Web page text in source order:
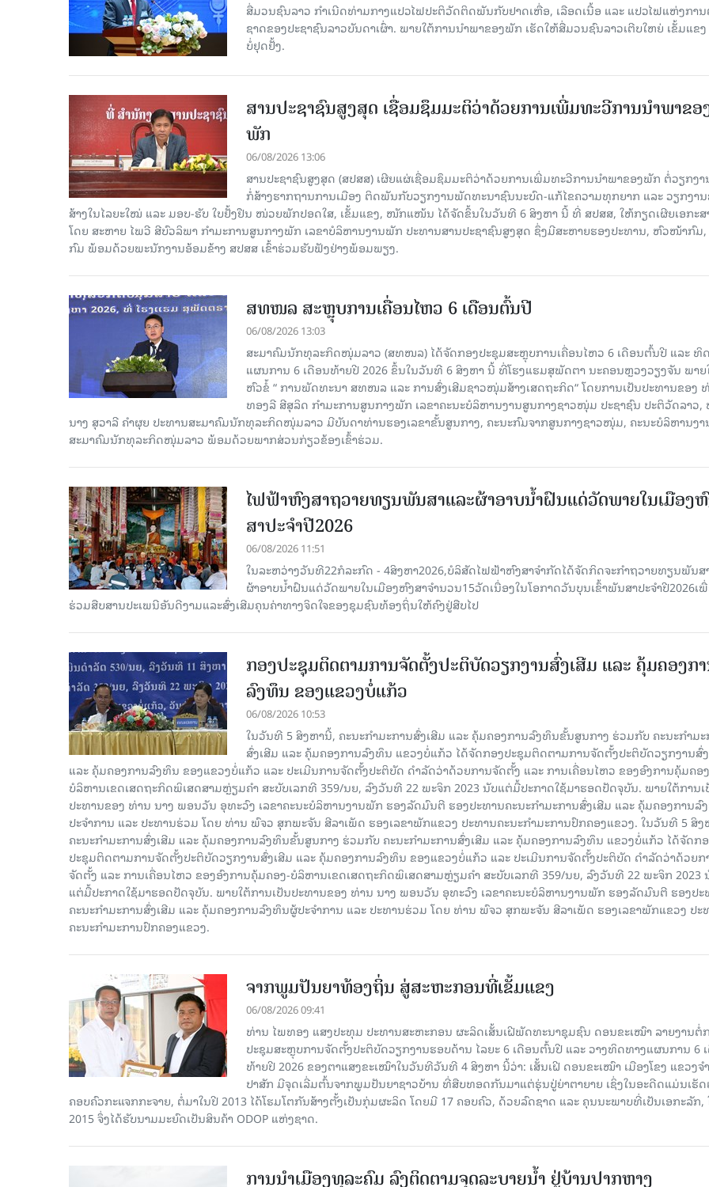
ສື່ມວນຊົນລາວ ກຳເນີດທ່າມກາງແປວໄຟປະຕິວັດຕິດພັນກັບຢາດເຫື່ອ, ເລືອດເນື້ອ ແລະ ແປວໄຟແຫ່ງກາ
ຊາດຂອງປະຊາຊົນລາວບັນດາເຜົ່າ. ພາຍໃຕ້ການນໍາພາຂອງພັກ ເຮັດໃຫ້ສື່ມວນຊົນລາວເຕີບໃຫຍ່ ເຂັ້ມແຂງ
ບໍ່ຢຸດຢັ້ງ.
ສານປະຊາຊົນສູງສຸດ ເຊື່ອມຊຶມມະຕິວ່າດ້ວຍການເພີ່ມທະວີການນຳພາຂອ
ພັກ
06/08/2026 13:06
ສານປະຊາຊົນສູງສຸດ (ສປສສ) ເຜີຍແຜ່ເຊື່ອມຊຶມມະຕິວ່າດ້ວຍການເພີ່ມທະວີການນຳພາຂອງພັກ ຕໍ່ວຽກງາ
ກໍ່ສ້າງຮາກຖານການເມືອງ ຕິດພັນກັບວຽກງານພັດທະນາຊົນນະບົດ-ແກ້ໄຂຄວາມທຸກຍາກ ແລະ ວຽກງາ
ສ້າງໃນໄລຍະໃໝ່ ແລະ ມອບ-ຮັບ ໃບຢັ້ງຢືນ ໜ່ວຍພັກປອດໃສ, ເຂັ້ມແຂງ, ໜັກແໜ້ນ ໄດ້ຈັດຂຶ້ນໃນວັນທີ 6 ສິງຫາ ນີ້ ທີ່ ສປສສ, ໃຫ້ກຽດເຜີຍເອກະສ
ໂດຍ ສະຫາຍ ໄພວີ ສີບົວລິພາ ກຳມະການສູນກາງພັກ ເລຂາບໍລິຫານງານພັກ ປະທານສານປະຊາຊົນສູງສຸດ ຊຶ່ງມີສະຫາຍຮອງປະທານ, ຫົວໜ້າກົມ,
ກົມ ພ້ອມດ້ວຍພະນັກງານອ້ອມຂ້າງ ສປສສ ເຂົ້າຮ່ວມຮັບຟັງຢ່າງພ້ອມພຽງ.
ສທໜລ ສະຫຼຸບການເຄື່ອນໄຫວ 6 ເດືອນຕົ້ນປີ
06/08/2026 13:03
ສະມາຄົມນັກທຸລະກິດໜຸ່ມລາວ (ສທໜລ) ໄດ້ຈັດກອງປະຊຸມສະຫຼຸບການເຄື່ອນໄຫວ 6 ເດືອນຕົ້ນປີ ແລະ ທິ
ແຜນການ 6 ເດືອນທ້າຍປີ 2026 ຂຶ້ນໃນວັນທີ 6 ສິງຫາ ນີ້ ທີ່ໂຮງແຮມສຸພັດຕາ ນະຄອນຫຼວງວຽງຈັນ ພາຍ
ຫົວຂໍ້ “ ການພັດທະນາ ສທໜລ ແລະ ການສົ່ງເສີມຊາວໜຸ່ມສ້າງເສດຖະກິດ“ ໂດຍການເປັນປະທານຂອງ
ທອງລີ ສີສຸລິດ ກຳມະການສູນກາງພັກ ເລຂາຄະນະບໍລິຫານງານສູນກາງຊາວໜຸ່ມ ປະຊາຊົນ ປະຕິວັດລາວ,
ນາງ ສຸວາລີ ຄຳຜຸຍ ປະທານສະມາຄົມນັກທຸລະກິດໜຸ່ມລາວ ມີບັນດາທ່ານຮອງເລຂາຂັ້ນສູນກາງ, ຄະນະກົມຈາກສູນກາງຊາວໜຸ່ມ, ຄະນະບໍລິຫານງາ
ສະມາຄົມນັກທຸລະກິດໜຸ່ມລາວ ພ້ອມດ້ວຍພາກສ່ວນກ່ຽວຂ້ອງເຂົ້າຮ່ວມ.
ໄຟຟ້າຫົງສາຖວາຍທຽນພັນສາແລະຜ້າອາບນໍ້າຝົນແດ່ວັດພາຍໃນເມືອງ
ສາປະຈໍາປີ2026
06/08/2026 11:51
ໃນລະຫວ່າງວັນທີ22ກໍລະກົດ - 4ສິງຫາ2026,ບໍລິສັດໄຟຟ້າຫົງສາຈໍາກັດໄດ້ຈັດກິດຈະກໍາຖວາຍທຽນພັນສ
ຜ້າອາບນໍ້າຝົນແດ່ວັດພາຍໃນເມືອງຫົງສາຈໍານວນ15ວັດເນື່ອງໃນໂອກາດວັນບຸນເຂົ້າພັນສາປະຈໍາປີ2026ເ
ຮ່ວມສືບສານປະເພນີອັນດີງາມແລະສົ່ງເສີມຄຸນຄ່າທາງຈິດໃຈຂອງຊຸມຊົນທ້ອງຖິ່ນໃຫ້ຄົງຢູ່ສືບໄປ
ກອງປະຊຸມຕິດຕາມການຈັດຕັ້ງປະຕິບັດວຽກງານສົ່ງເສີມ ແລະ ຄຸ້ມຄອງກ
ລົງທຶນ ຂອງແຂວງບໍ່ແກ້ວ
06/08/2026 10:53
ໃນວັນທີ 5 ສິງຫານີ້, ຄະນະກໍາມະການສົ່ງເສີມ ແລະ ຄຸ້ມຄອງການລົງທຶນຂັ້ນສູນກາງ ຮ່ວມກັບ ຄະນະກໍາມະ
ສົ່ງເສີມ ແລະ ຄຸ້ມຄອງການລົງທຶນ ແຂວງບໍ່ແກ້ວ ໄດ້ຈັດກອງປະຊຸມຕິດຕາມການຈັດຕັ້ງປະຕິບັດວຽກງານສົ່
ແລະ ຄຸ້ມຄອງການລົງທຶນ ຂອງແຂວງບໍ່ແກ້ວ ແລະ ປະເມີນການຈັດຕັ້ງປະຕິບັດ ດຳລັດວ່າດ້ວຍການຈັດຕັ້ງ ແລະ ການເຄື່ອນໄຫວ ຂອງອົງການຄຸ້ມຄອ
ບໍລິຫານເຂດເສດຖະກິດພິເສດສາມຫຼ່ຽມຄຳ ສະບັບເລກທີ 359/ນຍ, ລົງວັນທີ 22 ພະຈິກ 2023 ນັບແຕ່ມື້ປະກາດໃຊ້ມາຮອດປັດຈຸບັນ. ພາຍໃຕ້ການເ
ປະທານຂອງ ທ່ານ ນາງ ພອນວັນ ອຸທະວົງ ເລຂາຄະນະບໍລິຫານງານພັກ ຮອງລັດມົນຕີ ຮອງປະທານຄະນະກໍາມະການສົ່ງເສີມ ແລະ ຄຸ້ມຄອງການລົ
ປະຈໍາການ ແລະ ປະທານຮ່ວມ ໂດຍ ທ່ານ ພົຈວ ສຸກພະຈັນ ສີລາເພັດ ຮອງເລຂາພັກແຂວງ ປະທານຄະນະກຳມະການປົກຄອງແຂວງ. ໃນວັນທີ 5 ສິງ
ຄະນະກໍາມະການສົ່ງເສີມ ແລະ ຄຸ້ມຄອງການລົງທຶນຂັ້ນສູນກາງ ຮ່ວມກັບ ຄະນະກໍາມະການສົ່ງເສີມ ແລະ ຄຸ້ມຄອງການລົງທຶນ ແຂວງບໍ່ແກ້ວ ໄດ້ຈັດກ
ປະຊຸມຕິດຕາມການຈັດຕັ້ງປະຕິບັດວຽກງານສົ່ງເສີມ ແລະ ຄຸ້ມຄອງການລົງທຶນ ຂອງແຂວງບໍ່ແກ້ວ ແລະ ປະເມີນການຈັດຕັ້ງປະຕິບັດ ດຳລັດວ່າດ້ວຍກ
ຈັດຕັ້ງ ແລະ ການເຄື່ອນໄຫວ ຂອງອົງການຄຸ້ມຄອງ-ບໍລິຫານເຂດເສດຖະກິດພິເສດສາມຫຼ່ຽມຄຳ ສະບັບເລກທີ 359/ນຍ, ລົງວັນທີ 22 ພະຈິກ 2023
ແຕ່ມື້ປະກາດໃຊ້ມາຮອດປັດຈຸບັນ. ພາຍໃຕ້ການເປັນປະທານຂອງ ທ່ານ ນາງ ພອນວັນ ອຸທະວົງ ເລຂາຄະນະບໍລິຫານງານພັກ ຮອງລັດມົນຕີ ຮອງປະ
ຄະນະກໍາມະການສົ່ງເສີມ ແລະ ຄຸ້ມຄອງການລົງທຶນຜູ້ປະຈໍາການ ແລະ ປະທານຮ່ວມ ໂດຍ ທ່ານ ພົຈວ ສຸກພະຈັນ ສີລາເພັດ ຮອງເລຂາພັກແຂວງ ປະ
ຄະນະກຳມະການປົກຄອງແຂວງ.
ຈາກພູມປັນຍາທ້ອງຖິ່ນ ສູ່ສະຫະກອນທີ່ເຂັ້ມແຂງ
06/08/2026 09:41
ທ່ານ ໄພທອງ ແສງປະທຸມ ປະທານສະຫະກອນ ຜະລິດເສັ້ນເຝີພັດທະນາຊຸມຊົນ ດອນຂະເໝົາ ລາຍງານຕໍ່
ປະຊຸມສະຫຼຸບການຈັດຕັ້ງປະຕິບັດວຽກງານຮອບດ້ານ ໄລຍະ 6 ເດືອນຕົ້ນປີ ແລະ ວາງທິດທາງແຜນການ 6
ທ້າຍປີ 2026 ຂອງຕາແສງຂະເໝົາໃນວັນທີວັນທີ 4 ສິງຫາ ນີ້ວ່າ: ເສັ້ນເຝີ ດອນຂະເໝົາ ເມືອງໂຂງ ແຂວງຈຳ
ປາສັກ ມີຈຸດເລີ່ມຕົ້ນຈາກພູມປັນຍາຊາວບ້ານ ທີ່ສືບທອດກັນມາແຕ່ຮຸ່ນປູ່ຍ່າຕາຍາຍ ເຊິ່ງໃນອະດີດແມ່ນເຮັ
ຄອບຄົວກະແຈກກະຈາຍ, ຕໍ່ມາໃນປີ 2013 ໄດ້ໂຮມໂຕກັນສ້າງຕັ້ງເປັນກຸ່ມຜະລິດ ໂດຍມີ 17 ຄອບຄົວ, ດ້ວຍລົດຊາດ ແລະ ຄຸນນະພາບທີ່ເປັນເອກະລັກ,
2015 ຈຶ່ງໄດ້ຮັບນາມມະຍົດເປັນສິນຄ້າ ODOP ແຫ່ງຊາດ.
ການນໍາເມືອງທຸລະຄົມ ລົງຕິດຕາມຈຸດລະບາຍນໍ້າ ຢູ່ບ້ານປາກຫາງ